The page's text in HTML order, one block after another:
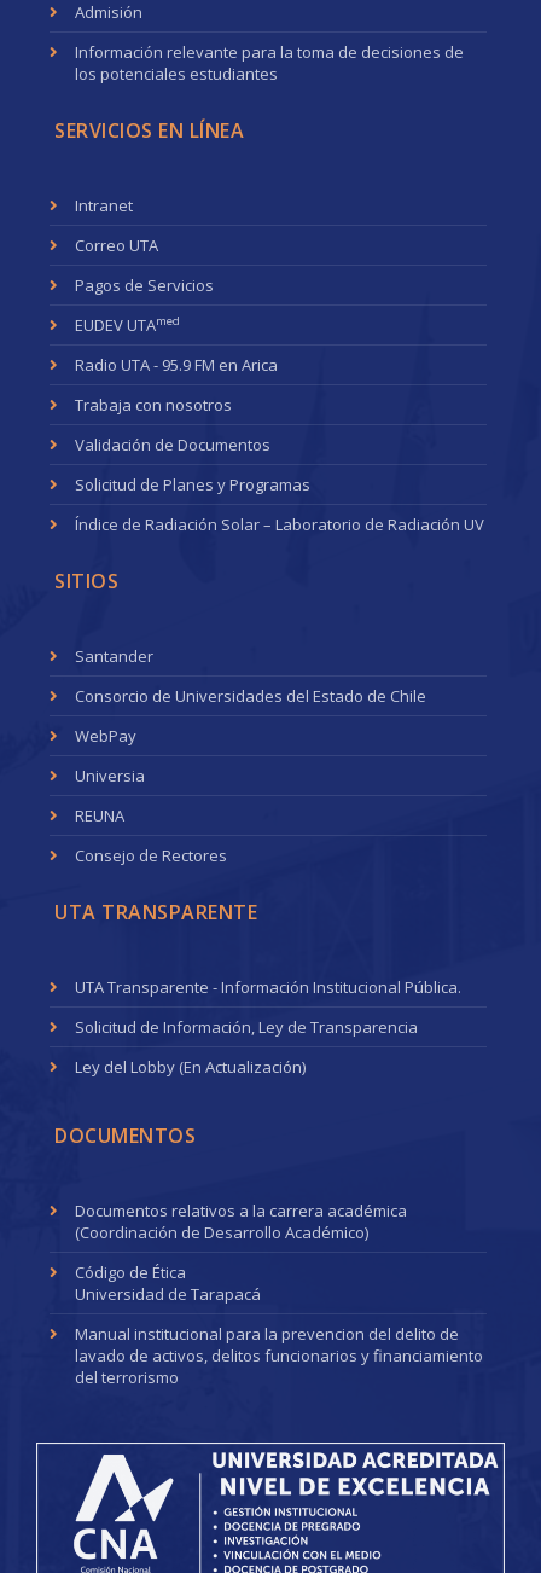
Admisión
Información relevante para la toma de decisiones de
los potenciales estudiantes
SERVICIOS EN LÍNEA
Intranet
Correo UTA
Pagos de Servicios
EUDEV UTAmed
Radio UTA - 95.9 FM en Arica
Trabaja con nosotros
Validación de Documentos
Solicitud de Planes y Programas
Índice de Radiación Solar – Laboratorio de Radiación UV
SITIOS
Santander
Consorcio de Universidades del Estado de Chile
WebPay
Universia
REUNA
Consejo de Rectores
UTA TRANSPARENTE
UTA Transparente - Información Institucional Pública.
Solicitud de Información, Ley de Transparencia
Ley del Lobby (En Actualización)
DOCUMENTOS
Documentos relativos a la carrera académica
(Coordinación de Desarrollo Académico)
Código de Ética
Universidad de Tarapacá
Manual institucional para la prevencion del delito de
lavado de activos, delitos funcionarios y financiamiento
del terrorismo